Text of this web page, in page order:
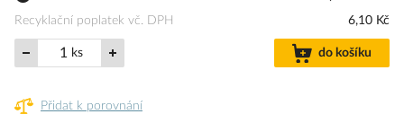
Recyklační poplatek vč. DPH 6,10 Kč
ks do košíku
Přidat k porovnání